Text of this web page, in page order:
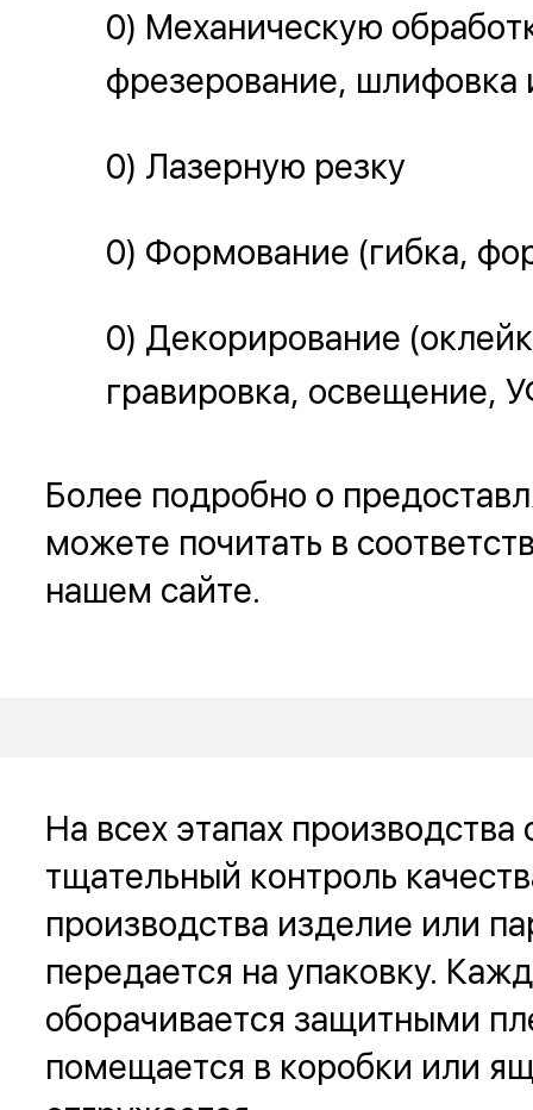
Механическую
фрезерование, шлифовка
Лазерную резку
Формование (гибка,
Декорирование
гравировка, освещение,
Более подробно о
можете почитать в
нашем сайте.
На всех этапах производства
тщательный контроль
производства изделие или
передается на упаковку.
оборачивается защитными
помещается в коробки или